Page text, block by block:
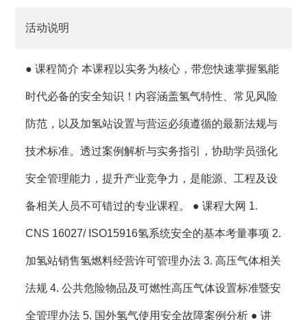
活动说明
● 课程简介 本课程以实务为核心，带您快速掌握氢能
时代必备的安全知识！内容涵盖氢气特性、常见风险
防范，以及加氢站设置与营运必须遵循的最新法规与
技术标准。透过案例解析与实务指引，协助学员强化
安全管理能力，提升产业竞争力，是能源、工程及设
备相关人员不可错过的专业课程。 ● 课程大网 1.
CNS 16027/ ISO15916氢系统安全的基本考量事项 2.
加氢站销售氢燃料经营许可管理办法 3. 高压气体相关
法规 4. 公共危险物品及可燃性高压气体设置标准暨安
全管理办法 5. 国外氢气使用安全故障案例分析 ● 讲